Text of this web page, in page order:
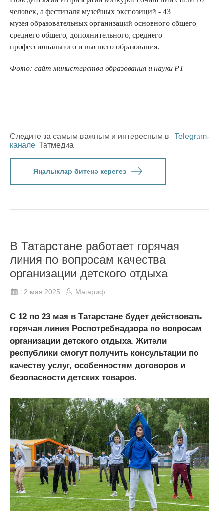
человек, а фестиваля музейных экспозиций - 43
музея образовательных организаций основного общего,
среднего общего, дополнительного, среднего
профессионального и высшего образования.
Фото: сайт министерства образования и науки РТ
Следите за самым важным и интересным в
Telegram-
канале Татмедиа
Яңалыклар битенә керегез
В Татарстане работает горячая
линия по вопросам качества
организации детского отдыха
12 мая 2025 Магариф
С 12 по 23 мая в Татарстане будет действовать
горячая линия Роспотребнадзора по вопросам
организации детского отдыха. Жители
республики смогут получить консультации по
качеству услуг, особенностям договоров и
безопасности детских товаров.